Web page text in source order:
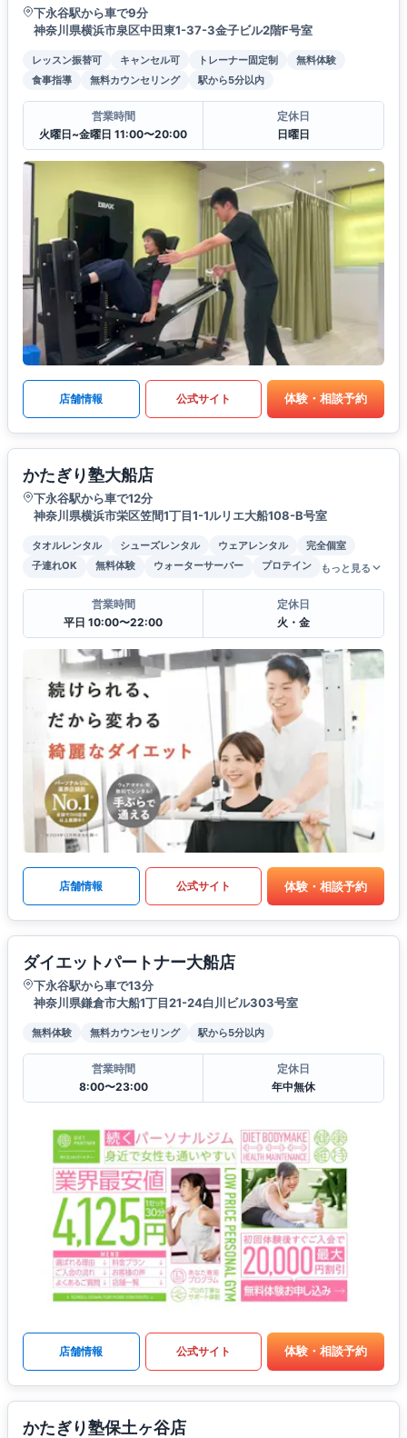
下永谷駅から車で9分
神奈川県横浜市泉区中田東1-37-3金子ビル2階F号室
レッスン振替可 キャンセル可 トレーナー固定制
無料体験
食事指導
無料カウンセリング 駅から5分以内
営業時間
火曜日~金曜日 11:00〜20:00
定休日
日曜日
店舗情報 公式サイト 体験・相談予約
かたぎり塾大船店
下永谷駅から車で12分
神奈川県横浜市栄区笠間1丁目1-1ルリエ大船108-B号室
タオルレンタル シューズレンタル ウェアレンタル
完全個室
子連れOK
無料体験 ウォーターサーバー プロテイン もっと見る
営業時間
平日 10:00〜22:00
定休日
火・金
店舗情報 公式サイト 体験・相談予約
ダイエットパートナー大船店
下永谷駅から車で13分
神奈川県鎌倉市大船1丁目21-24白川ビル303号室
無料体験 無料カウンセリング 駅から5分以内
営業時間
8:00〜23:00
定休日
年中無休
店舗情報 公式サイト 体験・相談予約
かたぎり塾保土ヶ谷店